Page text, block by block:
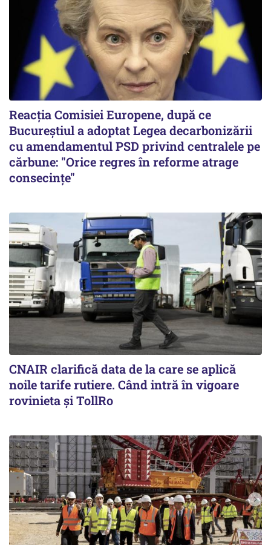
Reacția Comisiei Europene, după ce
Bucureștiul a adoptat Legea decarbonizării
cu amendamentul PSD privind centralele pe
cărbune: "Orice regres în reforme atrage
consecințe"
CNAIR clarifică data de la care se aplică
noile tarife rutiere. Când intră în vigoare
rovinieta și TollRo